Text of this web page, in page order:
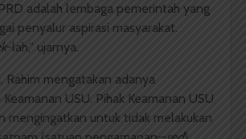
adalah lembaga pemerintah yang
penyalur aspirasi masyarakat.
-lah,” ujarnya.
Rahim mengatakan adanya
USU. Pihak Keamanan USU
mengingatkan untuk tidak melakukan